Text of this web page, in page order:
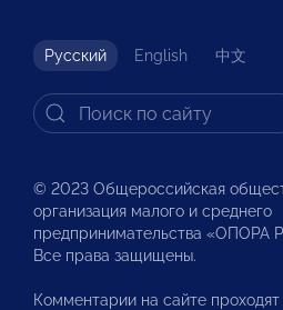
Русский English 中文
© 2023 Общероссийская
организация малого и среднего
предпринимательства «ОПОРА
Все права защищены.
Комментарии на сайте